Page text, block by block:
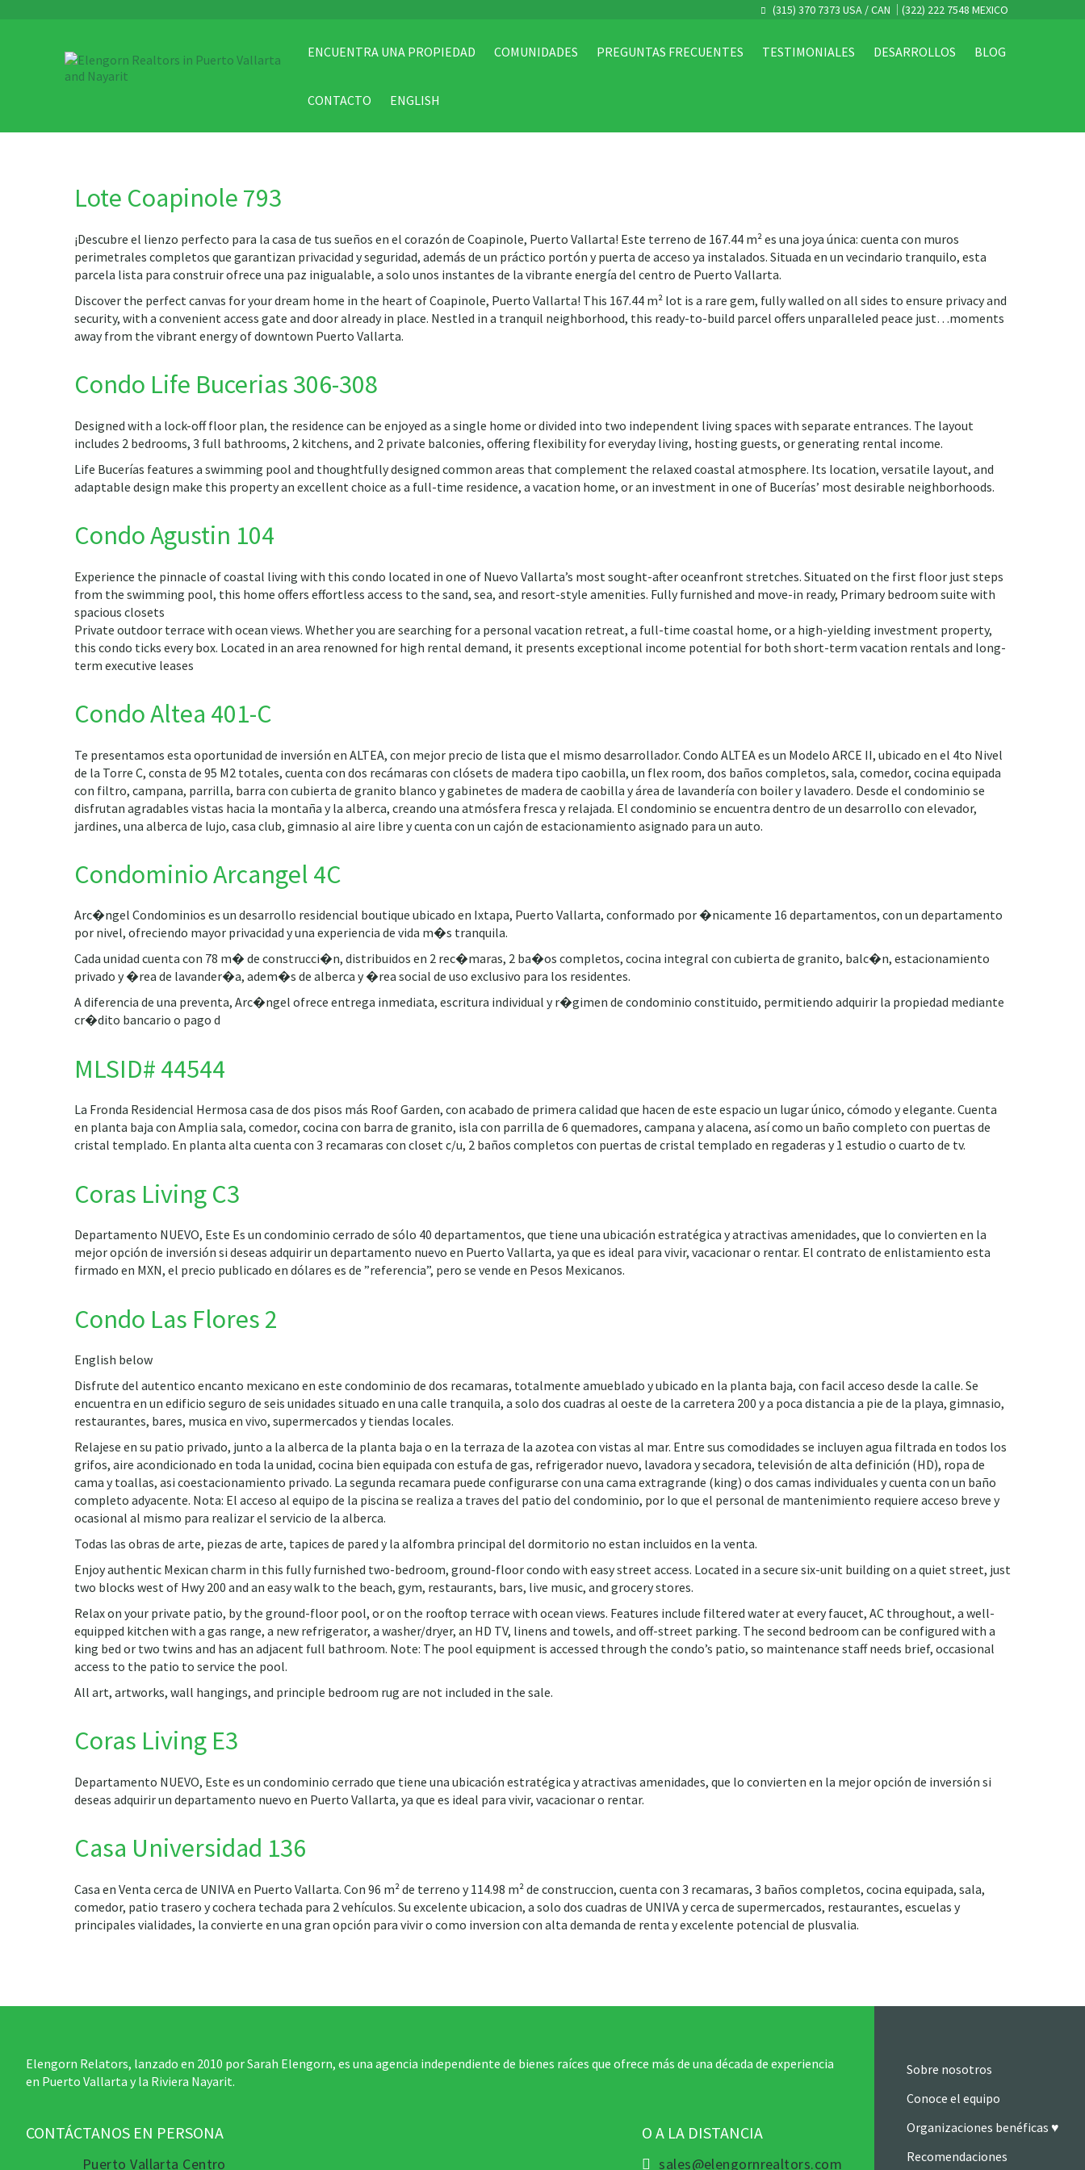
(315) 370 7373 USA / CAN (322) 222 7548 MEXICO
ENCUENTRA UNA PROPIEDAD COMUNIDADES PREGUNTAS FRECUENTES TESTIMONIALES DESARROLLOS BLOG
CONTACTO ENGLISH
Lote Coapinole 793
¡Descubre el lienzo perfecto para la casa de tus sueños en el corazón de Coapinole, Puerto Vallarta! Este terreno de 167.44 m² es una joya única: cuenta con muros
perimetrales completos que garantizan privacidad y seguridad, además de un práctico portón y puerta de acceso ya instalados. Situada en un vecindario tranquilo, esta
parcela lista para construir ofrece una paz inigualable, a solo unos instantes de la vibrante energía del centro de Puerto Vallarta.
Discover the perfect canvas for your dream home in the heart of Coapinole, Puerto Vallarta! This 167.44 m² lot is a rare gem, fully walled on all sides to ensure privacy and
security, with a convenient access gate and door already in place. Nestled in a tranquil neighborhood, this ready-to-build parcel offers unparalleled peace just…moments
away from the vibrant energy of downtown Puerto Vallarta.
Condo Life Bucerias 306-308
Designed with a lock-off floor plan, the residence can be enjoyed as a single home or divided into two independent living spaces with separate entrances. The layout
includes 2 bedrooms, 3 full bathrooms, 2 kitchens, and 2 private balconies, offering flexibility for everyday living, hosting guests, or generating rental income.
Life Bucerías features a swimming pool and thoughtfully designed common areas that complement the relaxed coastal atmosphere. Its location, versatile layout, and
adaptable design make this property an excellent choice as a full-time residence, a vacation home, or an investment in one of Bucerías’ most desirable neighborhoods.
Condo Agustin 104
Experience the pinnacle of coastal living with this condo located in one of Nuevo Vallarta’s most sought-after oceanfront stretches. Situated on the first floor just steps
from the swimming pool, this home offers effortless access to the sand, sea, and resort-style amenities. Fully furnished and move-in ready, Primary bedroom suite with
spacious closets
Private outdoor terrace with ocean views. Whether you are searching for a personal vacation retreat, a full-time coastal home, or a high-yielding investment property,
this condo ticks every box. Located in an area renowned for high rental demand, it presents exceptional income potential for both short-term vacation rentals and long-
term executive leases
Condo Altea 401-C
Te presentamos esta oportunidad de inversión en ALTEA, con mejor precio de lista que el mismo desarrollador. Condo ALTEA es un Modelo ARCE II, ubicado en el 4to Nivel
de la Torre C, consta de 95 M2 totales, cuenta con dos recámaras con clósets de madera tipo caobilla, un flex room, dos baños completos, sala, comedor, cocina equipada
con filtro, campana, parrilla, barra con cubierta de granito blanco y gabinetes de madera de caobilla y área de lavandería con boiler y lavadero. Desde el condominio se
disfrutan agradables vistas hacia la montaña y la alberca, creando una atmósfera fresca y relajada. El condominio se encuentra dentro de un desarrollo con elevador,
jardines, una alberca de lujo, casa club, gimnasio al aire libre y cuenta con un cajón de estacionamiento asignado para un auto.
Condominio Arcangel 4C
Arc�ngel Condominios es un desarrollo residencial boutique ubicado en Ixtapa, Puerto Vallarta, conformado por �nicamente 16 departamentos, con un departamento
por nivel, ofreciendo mayor privacidad y una experiencia de vida m�s tranquila.
Cada unidad cuenta con 78 m� de construcci�n, distribuidos en 2 rec�maras, 2 ba�os completos, cocina integral con cubierta de granito, balc�n, estacionamiento
privado y �rea de lavander�a, adem�s de alberca y �rea social de uso exclusivo para los residentes.
A diferencia de una preventa, Arc�ngel ofrece entrega inmediata, escritura individual y r�gimen de condominio constituido, permitiendo adquirir la propiedad mediante
cr�dito bancario o pago d
MLSID# 44544
La Fronda Residencial Hermosa casa de dos pisos más Roof Garden, con acabado de primera calidad que hacen de este espacio un lugar único, cómodo y elegante. Cuenta
en planta baja con Amplia sala, comedor, cocina con barra de granito, isla con parrilla de 6 quemadores, campana y alacena, así como un baño completo con puertas de
cristal templado. En planta alta cuenta con 3 recamaras con closet c/u, 2 baños completos con puertas de cristal templado en regaderas y 1 estudio o cuarto de tv.
Coras Living C3
Departamento NUEVO, Este Es un condominio cerrado de sólo 40 departamentos, que tiene una ubicación estratégica y atractivas amenidades, que lo convierten en la
mejor opción de inversión si deseas adquirir un departamento nuevo en Puerto Vallarta, ya que es ideal para vivir, vacacionar o rentar. El contrato de enlistamiento esta
firmado en MXN, el precio publicado en dólares es de ”referencia”, pero se vende en Pesos Mexicanos.
Condo Las Flores 2
English below
Disfrute del autentico encanto mexicano en este condominio de dos recamaras, totalmente amueblado y ubicado en la planta baja, con facil acceso desde la calle. Se
encuentra en un edificio seguro de seis unidades situado en una calle tranquila, a solo dos cuadras al oeste de la carretera 200 y a poca distancia a pie de la playa, gimnasio,
restaurantes, bares, musica en vivo, supermercados y tiendas locales.
Relajese en su patio privado, junto a la alberca de la planta baja o en la terraza de la azotea con vistas al mar. Entre sus comodidades se incluyen agua filtrada en todos los
grifos, aire acondicionado en toda la unidad, cocina bien equipada con estufa de gas, refrigerador nuevo, lavadora y secadora, televisión de alta definición (HD), ropa de
cama y toallas, asi coestacionamiento privado. La segunda recamara puede configurarse con una cama extragrande (king) o dos camas individuales y cuenta con un baño
completo adyacente. Nota: El acceso al equipo de la piscina se realiza a traves del patio del condominio, por lo que el personal de mantenimiento requiere acceso breve y
ocasional al mismo para realizar el servicio de la alberca.
Todas las obras de arte, piezas de arte, tapices de pared y la alfombra principal del dormitorio no estan incluidos en la venta.
Enjoy authentic Mexican charm in this fully furnished two-bedroom, ground-floor condo with easy street access. Located in a secure six-unit building on a quiet street, just
two blocks west of Hwy 200 and an easy walk to the beach, gym, restaurants, bars, live music, and grocery stores.
Relax on your private patio, by the ground-floor pool, or on the rooftop terrace with ocean views. Features include filtered water at every faucet, AC throughout, a well-
equipped kitchen with a gas range, a new refrigerator, a washer/dryer, an HD TV, linens and towels, and off-street parking. The second bedroom can be configured with a
king bed or two twins and has an adjacent full bathroom. Note: The pool equipment is accessed through the condo’s patio, so maintenance staff needs brief, occasional
access to the patio to service the pool.
All art, artworks, wall hangings, and principle bedroom rug are not included in the sale.
Coras Living E3
Departamento NUEVO, Este es un condominio cerrado que tiene una ubicación estratégica y atractivas amenidades, que lo convierten en la mejor opción de inversión si
deseas adquirir un departamento nuevo en Puerto Vallarta, ya que es ideal para vivir, vacacionar o rentar.
Casa Universidad 136
Casa en Venta cerca de UNIVA en Puerto Vallarta. Con 96 m² de terreno y 114.98 m² de construccion, cuenta con 3 recamaras, 3 baños completos, cocina equipada, sala,
comedor, patio trasero y cochera techada para 2 vehículos. Su excelente ubicacion, a solo dos cuadras de UNIVA y cerca de supermercados, restaurantes, escuelas y
principales vialidades, la convierte en una gran opción para vivir o como inversion con alta demanda de renta y excelente potencial de plusvalia.
Elengorn Relators, lanzado en 2010 por Sarah Elengorn, es una agencia independiente de bienes raíces que ofrece más de una década de experiencia
en Puerto Vallarta y la Riviera Nayarit.
CONTÁCTANOS EN PERSONA
Puerto Vallarta Centro
O A LA DISTANCIA
sales@elengornrealtors.com
Sobre nosotros
Conoce el equipo
Organizaciones benéficas ♥
Recomendaciones